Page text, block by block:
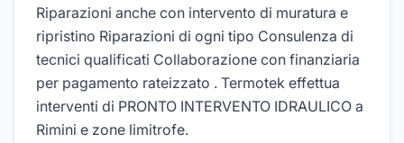
Riparazioni anche con intervento di muratura e
ripristino Riparazioni di ogni tipo Consulenza di
tecnici qualificati Collaborazione con finanziaria
per pagamento rateizzato . Termotek effettua
interventi di PRONTO INTERVENTO IDRAULICO a
Rimini e zone limitrofe.